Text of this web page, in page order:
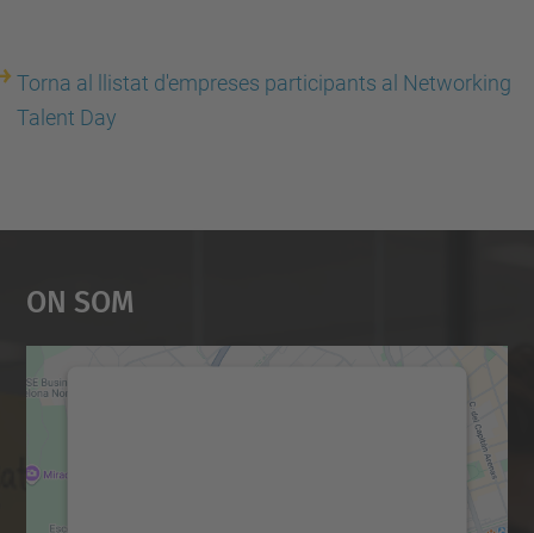
Torna al llistat d'empreses participants al Networking
Talent Day
On Som